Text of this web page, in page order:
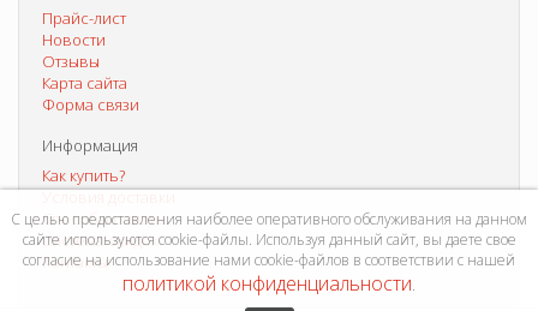
Прайс-лист
Новости
Отзывы
Карта сайта
Форма связи
Информация
Как купить?
Условия доставки
Способы оплаты
Система скидок
Контакты
С целью предоставления наиболее оперативного обслуживания на данном
сайте используются cookie-файлы. Используя данный сайт, вы даете свое
согласие на использование нами cookie-файлов в соответствии с нашей
политикой конфиденциальности.